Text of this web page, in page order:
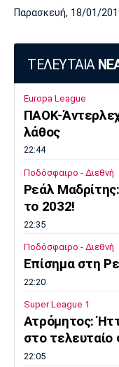
Παρασκευή, 18/01/
ΤΕΛΕΥΤΑΙΑ
Europa League
ΠΑΟΚ-
λάθος
22:44
Ποδόσφαιρο - Διεθνή
Ρεάλ
το 2032!
22:35
Ποδόσφαιρο - Διεθνή
Επίσημα στη
22:20
Super League 1
Ατρόμητος:
στο τελευταίο
22:05